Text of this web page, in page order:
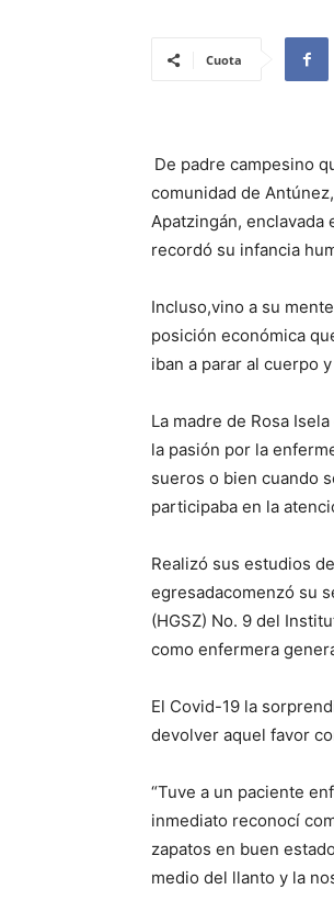
Cuota
De padre campesino
comunidad de
Apatzingán, enclavada
recordó su infancia
Incluso,vino a su
posición económica
iban a parar al cuerpo
La madre de Rosa
la pasión por la
sueros o bien cuando
participaba en la
Realizó sus estudios
egresadacomenzó su
(HGSZ) No. 9 del
como enfermera
El Covid-19 la
devolver aquel favor
“Tuve a un paciente
inmediato reconocí
zapatos en buen
medio del llanto y la